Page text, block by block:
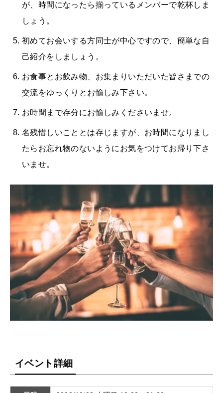
が、時間になったら揃っているメンバーで乾杯しま
しょう。
初めてお会いする方同士が中心ですので、簡単な自
己紹介をしましょう。
お食事とお飲み物、お集まりいただいた皆さまでの
交流をゆっくりとお愉しみ下さい。
お時間まで存分にお愉しみくださいませ。
名残惜しいこととは存じますが、お時間になりまし
たらお忘れ物のないようにお気をつけてお帰り下さ
いませ。
イベント詳細